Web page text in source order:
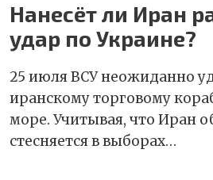
Нанесёт ли Иран
удар по Украине?
25 июля ВСУ неожиданно
иранскому торговому
море. Учитывая, что Иран
стесняется в выборах…